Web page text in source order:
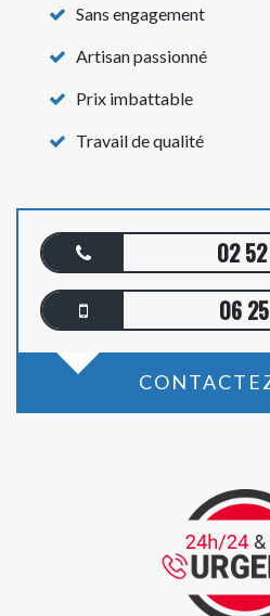
Sans engagement
Artisan passionné
Prix imbattable
Travail de qualité
02
06